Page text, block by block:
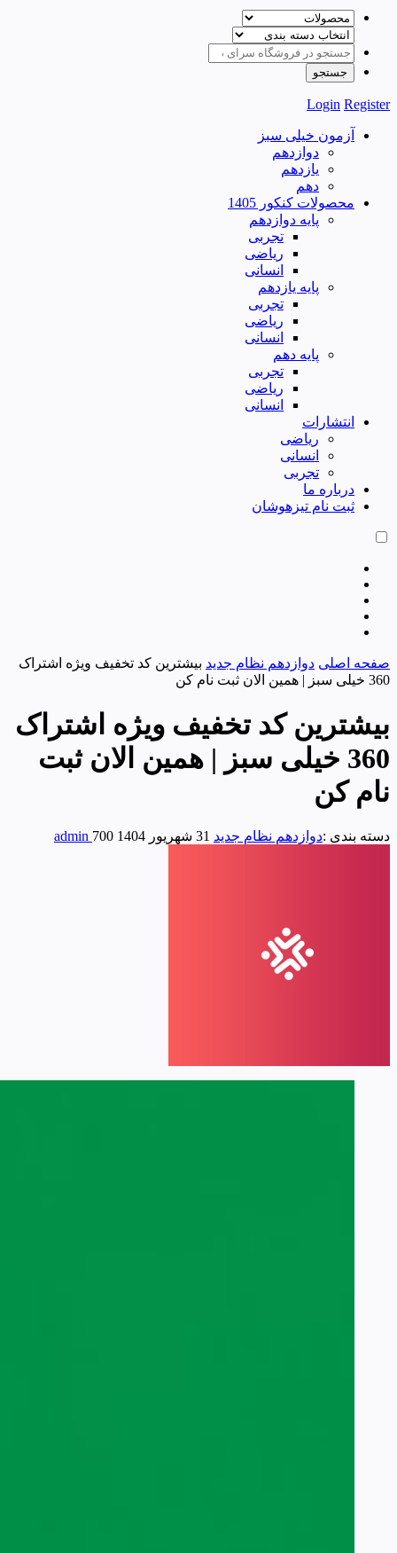
Login Register
آزمون خیلی سبز
دوازدهم
یازدهم
دهم
محصولات کنکور 1405
پایه دوازدهم
تجربی
ریاضی
انسانی
پایه یازدهم
تجربی
ریاضی
انسانی
پایه دهم
تجربی
ریاضی
انسانی
انتشارات
ریاضی
انسانی
تجربی
درباره ما
ثبت نام تیزهوشان
صفحه اصلی دوازدهم نظام جدید بیشترین کد تخفیف ویژه اشتراک
360 خیلی سبز | همین الان ثبت نام کن
بیشترین کد تخفیف ویژه اشتراک
360 خیلی سبز | همین الان ثبت
نام کن
دسته بندی :دوازدهم نظام جدید 31 شهریور 1404 admin 700